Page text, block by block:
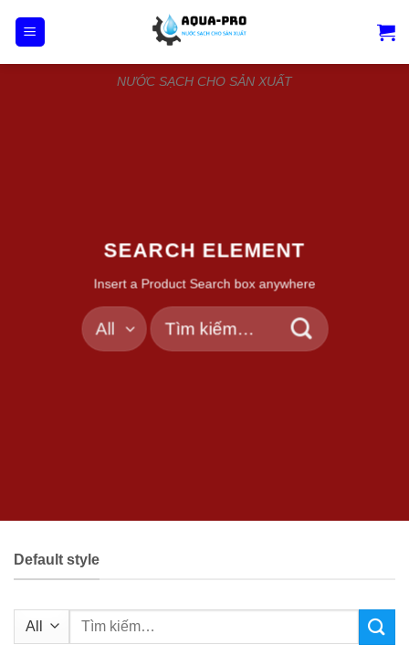
NƯỚC SẠCH CHO SẢN XUẤT
SEARCH ELEMENT
Insert a Product Search box anywhere
Tìm
kiếm:
Default style
Tìm